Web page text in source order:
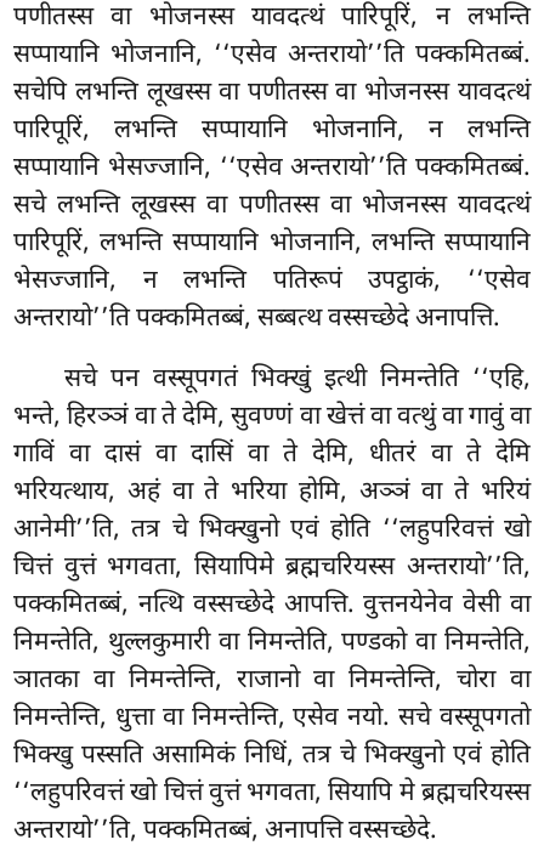
पणीतस्स वा भोजनस्स यावदत्थं पारिपूरिं, न लभन्ति
सप्पायानि भोजनानि, ‘‘एसेव अन्तरायो’’ति पक्कमितब्बं.
सचेपि लभन्ति लूखस्स वा पणीतस्स वा भोजनस्स यावदत्थं
पारिपूरिं, लभन्ति सप्पायानि भोजनानि, न लभन्ति
सप्पायानि भेसज्जानि, ‘‘एसेव अन्तरायो’’ति पक्कमितब्बं.
सचे लभन्ति लूखस्स वा पणीतस्स वा भोजनस्स यावदत्थं
पारिपूरिं, लभन्ति सप्पायानि भोजनानि, लभन्ति सप्पायानि
भेसज्जानि, न लभन्ति पतिरूपं उपट्ठाकं, ‘‘एसेव
अन्तरायो’’ति पक्कमितब्बं, सब्बत्थ वस्सच्छेदे अनापत्ति.
सचे पन वस्सूपगतं भिक्खुं इत्थी निमन्तेति ‘‘एहि,
भन्ते, हिरञ्ञं वा ते देमि, सुवण्णं वा खेत्तं वा वत्थुं वा गावुं वा
गाविं वा दासं वा दासिं वा ते देमि, धीतरं वा ते देमि
भरियत्थाय, अहं वा ते भरिया होमि, अञ्ञं वा ते भरियं
आनेमी’’ति, तत्र चे भिक्खुनो एवं होति ‘‘लहुपरिवत्तं खो
चित्तं वुत्तं भगवता, सियापिमे ब्रह्मचरियस्स अन्तरायो’’ति,
पक्कमितब्बं, नत्थि वस्सच्छेदे आपत्ति. वुत्तनयेनेव वेसी वा
निमन्तेति, थुल्लकुमारी वा निमन्तेति, पण्डको वा निमन्तेति,
ञातका वा निमन्तेन्ति, राजानो वा निमन्तेन्ति, चोरा वा
निमन्तेन्ति, धुत्ता वा निमन्तेन्ति, एसेव नयो. सचे वस्सूपगतो
भिक्खु पस्सति असामिकं निधिं, तत्र चे भिक्खुनो एवं होति
‘‘लहुपरिवत्तं खो चित्तं वुत्तं भगवता, सियापि मे ब्रह्मचरियस्स
अन्तरायो’’ति, पक्कमितब्बं, अनापत्ति वस्सच्छेदे.